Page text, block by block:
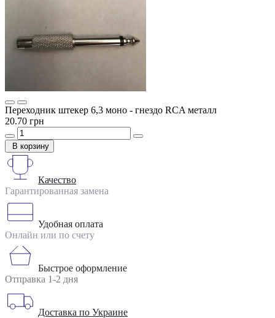
Переходник штекер 6,3 моно - гнездо RCA металл
20.70 грн
В корзину
Качество
Гарантированная замена
Удобная оплата
Онлайн или по счету
Быстрое оформление
Отправка 1-2 дня
Доставка по Украине